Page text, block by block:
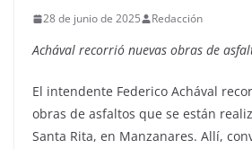
28 de junio de 2025 Redacción
Achával recorrió nuevas obras de
El intendente Federico Achával
obras de asfaltos que se están
Santa Rita, en Manzanares. Allí,